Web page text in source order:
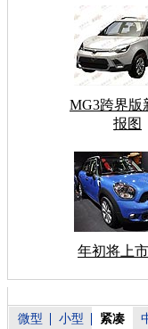
MG3跨界版
报图
年初将上
微型 小型 紧凑